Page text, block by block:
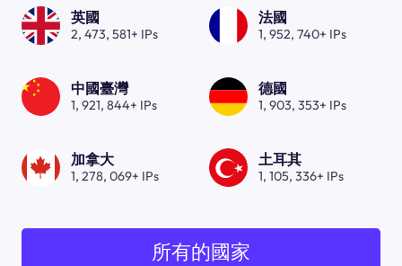
英國
2, 473, 581+ IPs
法國
1, 952, 740+ IPs
中國臺灣
1, 921, 844+ IPs
德國
1, 903, 353+ IPs
加拿大
1, 278, 069+ IPs
土耳其
1, 105, 336+ IPs
所有的國家